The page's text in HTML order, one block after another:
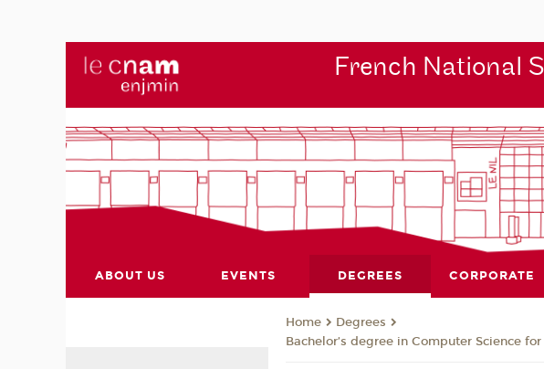
French National
ABOUT US EVENTS DEGREES CORPORATE
Home
Degrees
Bachelor’s degree in Computer Science